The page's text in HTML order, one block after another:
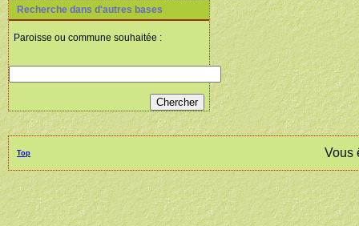
Recherche dans d'autres bases
Paroisse ou commune souhaitée :
Top Vous